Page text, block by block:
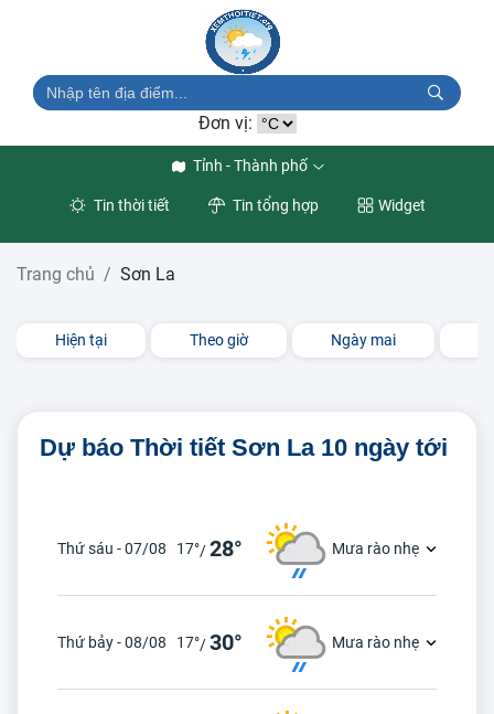
Đơn vị:
Tỉnh - Thành phố
Tin thời tiết Tin tổng hợp Widget
Trang chủ Sơn La
Hiện tại Theo giờ Ngày mai
Dự báo Thời tiết Sơn La 10 ngày tới
Thứ sáu - 07/08 17°/28° Mưa rào nhẹ
Thứ bảy - 08/08 17°/30° Mưa rào nhẹ